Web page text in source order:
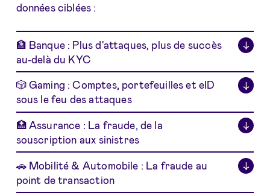
données ciblées :
🏦 Banque : Plus d'attaques, plus de succès
au-delà du KYC
↓
🎲 Gaming : Comptes, portefeuilles et eID
sous le feu des attaques
↓
🏥 Assurance : La fraude, de la
souscription aux sinistres
↓
🚗 Mobilité & Automobile : La fraude au
point de transaction
↓